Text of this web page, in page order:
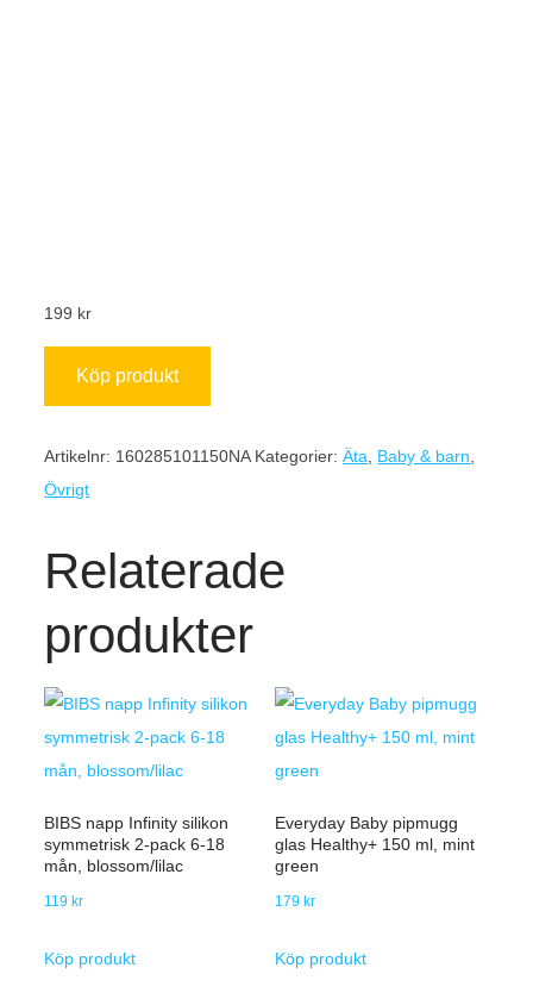
199 kr
Köp produkt
Artikelnr: 160285101150NA Kategorier:Äta Baby & barn
Övrigt
Relaterade
produkter
BIBS napp Infinity silikon
symmetrisk 2-pack 6-18
mån, blossom/lilac
119 kr
Köp produkt
Everyday Baby pipmugg
glas Healthy+ 150 ml, mint
green
179 kr
Köp produkt